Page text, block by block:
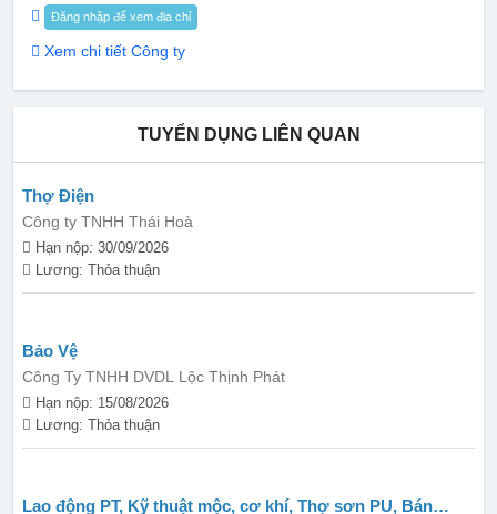
Đăng nhập để xem địa chỉ
Xem chi tiết Công ty
TUYỂN DỤNG LIÊN QUAN
Thợ Điện
Công ty TNHH Thái Hoà
Hạn nộp: 30/09/2026
Lương: Thỏa thuận
Bảo Vệ
Công Ty TNHH DVDL Lộc Thịnh Phát
Hạn nộp: 15/08/2026
Lương: Thỏa thuận
Lao động PT, Kỹ thuật mộc, cơ khí, Thợ sơn PU, Bán